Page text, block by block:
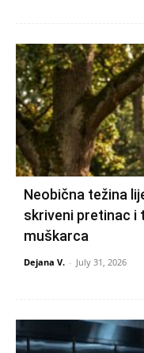
Neobična težina
skriveni pretinac i
muškarca
Dejana V. - July 31, 2026